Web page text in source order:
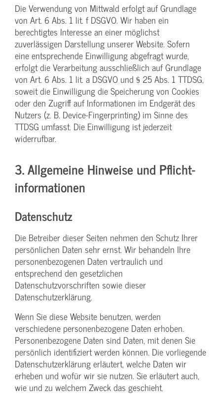
Die Verwendung von Mittwald erfolgt auf Grundlage
von Art. 6 Abs. 1 lit. f DSGVO. Wir haben ein
berechtigtes Interesse an einer möglichst
zuverlässigen Darstellung unserer Website. Sofern
eine entsprechende Einwilligung abgefragt wurde,
erfolgt die Verarbeitung ausschließlich auf Grundlage
von Art. 6 Abs. 1 lit. a DSGVO und § 25 Abs. 1 TTDSG,
soweit die Einwilligung die Speicherung von Cookies
oder den Zugriff auf Informationen im Endgerät des
Nutzers (z. B. Device-Fingerprinting) im Sinne des
TTDSG umfasst. Die Einwilligung ist jederzeit
widerrufbar.
3. Allgemeine Hinweise und Pflicht­
informationen
Datenschutz
Die Betreiber dieser Seiten nehmen den Schutz Ihrer
persönlichen Daten sehr ernst. Wir behandeln Ihre
personenbezogenen Daten vertraulich und
entsprechend den gesetzlichen
Datenschutzvorschriften sowie dieser
Datenschutzerklärung.
Wenn Sie diese Website benutzen, werden
verschiedene personenbezogene Daten erhoben.
Personenbezogene Daten sind Daten, mit denen Sie
persönlich identifiziert werden können. Die vorliegende
Datenschutzerklärung erläutert, welche Daten wir
erheben und wofür wir sie nutzen. Sie erläutert auch,
wie und zu welchem Zweck das geschieht.